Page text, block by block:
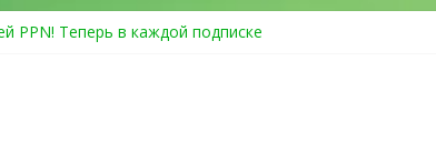
PPN! Теперь в каждой подписке
Fine Art Collector
Theft Auto VI